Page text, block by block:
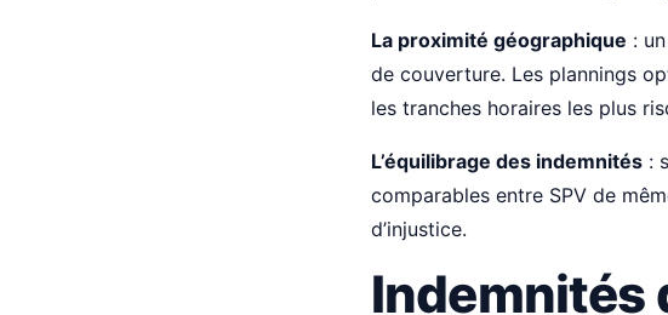
La proximité géographique :
de couverture. Les plannings
les tranches horaires les plus
L’équilibrage des indemnités :
comparables entre SPV de
d’injustice.
Indemnités